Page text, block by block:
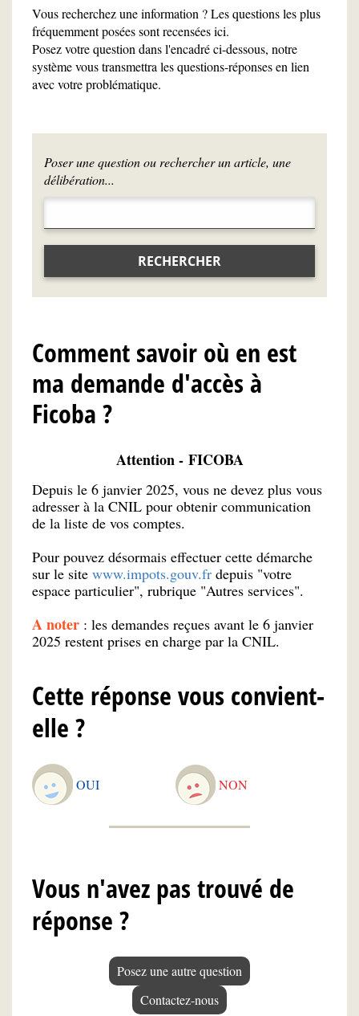
Vous recherchez une information ? Les questions les plus
fréquemment posées sont recensées ici.
Posez votre question dans l'encadré ci-dessous, notre
système vous transmettra les questions-réponses en lien
avec votre problématique.
Poser une question ou rechercher un article, une
délibération...
RECHERCHER
Comment savoir où en est
ma demande d'accès à
Ficoba ?
Attention - FICOBA
Depuis le 6 janvier 2025, vous ne devez plus vous
adresser à la CNIL pour obtenir communication
de la liste de vos comptes.
Pour pouvez désormais effectuer cette démarche
sur le site www.impots.gouv.fr depuis "votre
espace particulier", rubrique "Autres services".
A noter : les demandes reçues avant le 6 janvier
2025 restent prises en charge par la CNIL.
Cette réponse vous convient-
elle ?
OUI NON
Vous n'avez pas trouvé de
réponse ?
Posez une autre question
Contactez-nous